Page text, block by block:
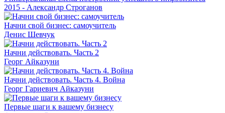
2015 - Александр Строганов
Начни свой бизнес: самоучитель
Денис Шевчук
Начни действовать. Часть 2
Георг Айказуни
Начни действовать. Часть 4. Война
Георг Гариевич Айказуни
Первые шаги к вашему бизнесу